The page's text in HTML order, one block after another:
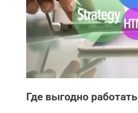
Где выгодно работать